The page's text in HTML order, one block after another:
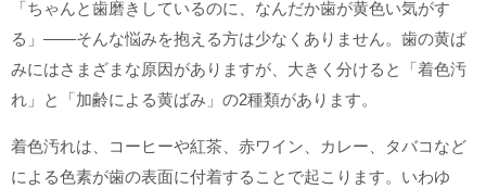
「ちゃんと歯磨きしているのに、なんだか歯が黄色い気がす
る」――そんな悩みを抱える方は少なくありません。歯の黄ば
みにはさまざまな原因がありますが、大きく分けると「着色汚
れ」と「加齢による黄ばみ」の2種類があります。
着色汚れは、コーヒーや紅茶、赤ワイン、カレー、タバコなど
による色素が歯の表面に付着することで起こります。いわゆ